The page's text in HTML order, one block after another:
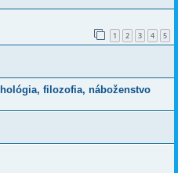
1 2 3 4 5
filozofia, náboženstvo